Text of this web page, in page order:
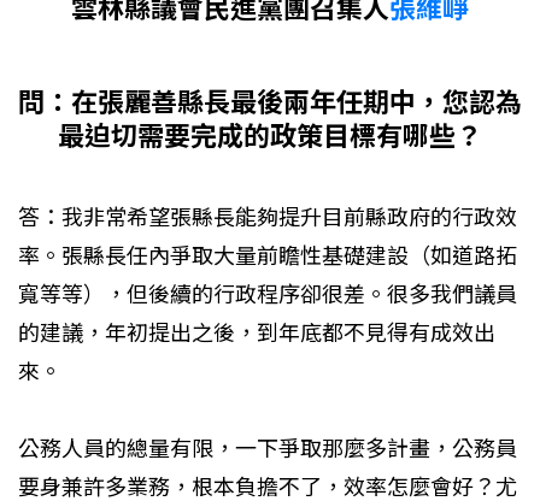
問：在張麗善縣長最後兩年任期中，您認為
最迫切需要完成的政策目標有哪些？
答：我非常希望張縣長能夠提升目前縣政府的行政效
率。張縣長任內爭取大量前瞻性基礎建設（如道路拓
寬等等），但後續的行政程序卻很差。很多我們議員
的建議，年初提出之後，到年底都不見得有成效出
來。
公務人員的總量有限，一下爭取那麼多計畫，公務員
要身兼許多業務，根本負擔不了，效率怎麼會好？尤